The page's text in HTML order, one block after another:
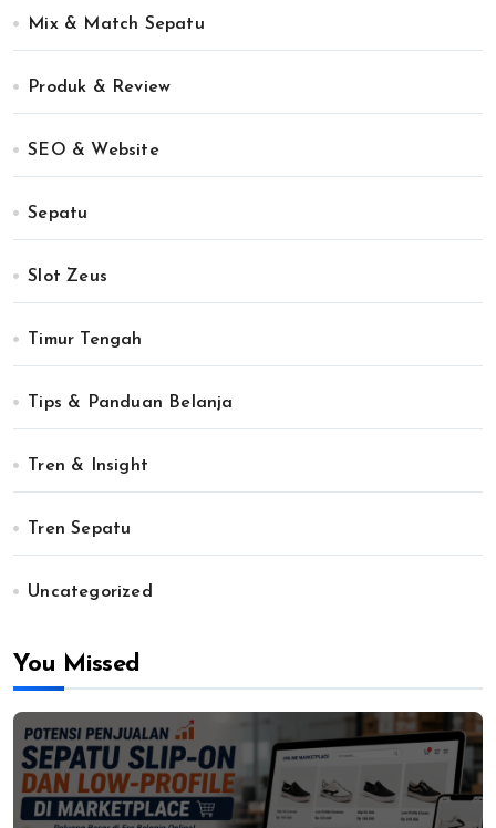
Mix & Match Sepatu
Produk & Review
SEO & Website
Sepatu
Slot Zeus
Timur Tengah
Tips & Panduan Belanja
Tren & Insight
Tren Sepatu
Uncategorized
You Missed